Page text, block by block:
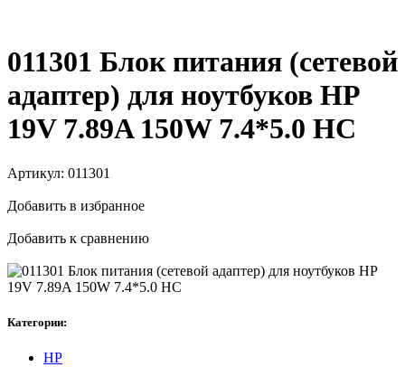
011301 Блок питания (сетевой
адаптер) для ноутбуков HP
19V 7.89A 150W 7.4*5.0 HC
Артикул: 011301
Добавить в избранное
Добавить к сравнению
Категории:
HP